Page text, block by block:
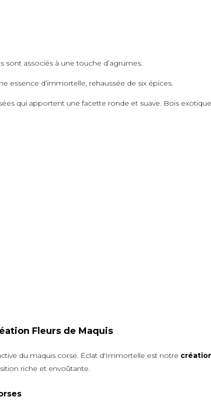
sont associés à une touche d’agrumes.
essence d’immortelle, rehaussée de six épices.
qui apportent une facette ronde et suave. Bois
Fleurs de Maquis
du maquis corse. Éclat d'Immortelle est notre
riche et envoûtante.